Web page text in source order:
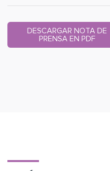
DESCARGAR NOTA DE
PRENSA EN PDF